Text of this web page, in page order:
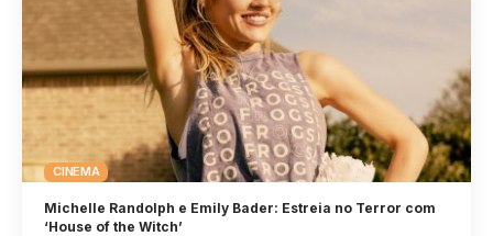
CINEMA
Michelle Randolph e Emily Bader: Estreia no Terror com
‘House of the Witch’